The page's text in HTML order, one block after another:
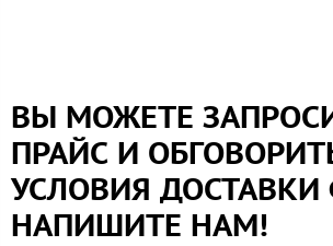
ВЫ МОЖЕТЕ
ПРАЙС И
УСЛОВИЯ ДОСТАВКИ
НАПИШИТЕ НАМ!